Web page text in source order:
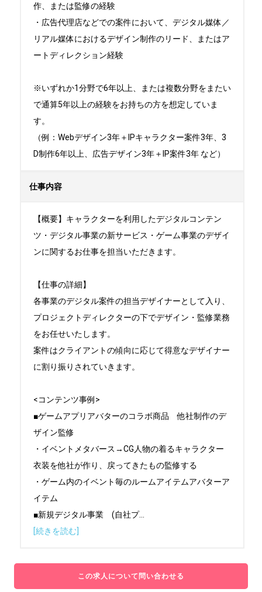
作、または監修の経験
・広告代理店などでの案件において、デジタル媒体／
リアル媒体におけるデザイン制作のリード、またはア
ートディレクション経験
※いずれか1分野で6年以上、または複数分野をまたい
で通算5年以上の経験をお持ちの方を想定していま
す。
（例：Webデザイン3年＋IPキャラクター案件3年、3
D制作6年以上、広告デザイン3年＋IP案件3年 など）
仕事内容
【概要】キャラクターを利用したデジタルコンテン
ツ・デジタル事業の新サービス・ゲーム事業のデザイ
ンに関するお仕事を担当いただきます。
【仕事の詳細】
各事業のデジタル案件の担当デザイナーとして入り、
プロジェクトディレクターの下でデザイン・監修業務
をお任せいたします。
案件はクライアントの傾向に応じて得意なデザイナー
に割り振りされていきます。
<コンテンツ事例>
■ゲームアプリアバターのコラボ商品　他社制作のデ
ザイン監修
・イベントメタバース→CG人物の着るキャラクター
衣装を他社が作り、戻ってきたもの監修する
・ゲーム内のイベント毎のルームアイテムアバターア
イテム
■新規デジタル事業　(自社プ...
[続きを読む]
この求人について問い合わせる